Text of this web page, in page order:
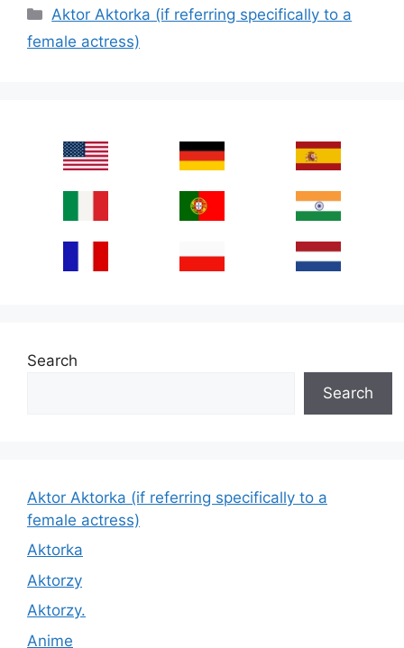
Categories
Aktor Aktorka (if referring specifically to a
female actress)
Search
Search
Aktor Aktorka (if referring specifically to a
female actress)
Aktorka
Aktorzy
Aktorzy.
Anime